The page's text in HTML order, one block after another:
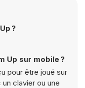
?
Up sur mobile ?
pour être joué sur
clavier ou une